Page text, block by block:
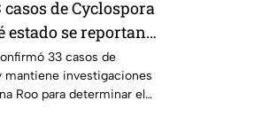
de Cyclospora
estado se reportan
explosiva?
33 casos de
mantiene investigaciones
Roo para determinar el